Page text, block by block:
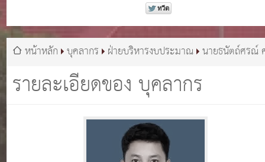
รายละเอียดของ บุคลากร
หน้าหลัก บุคลากร ฝ่ายบริหารงบประมาณ นายธนัตถ์ศรณ์